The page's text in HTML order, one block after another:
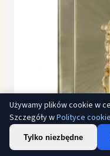
Używamy plików cookie w
Szczegóły wPolityce
Tylko niezbędne